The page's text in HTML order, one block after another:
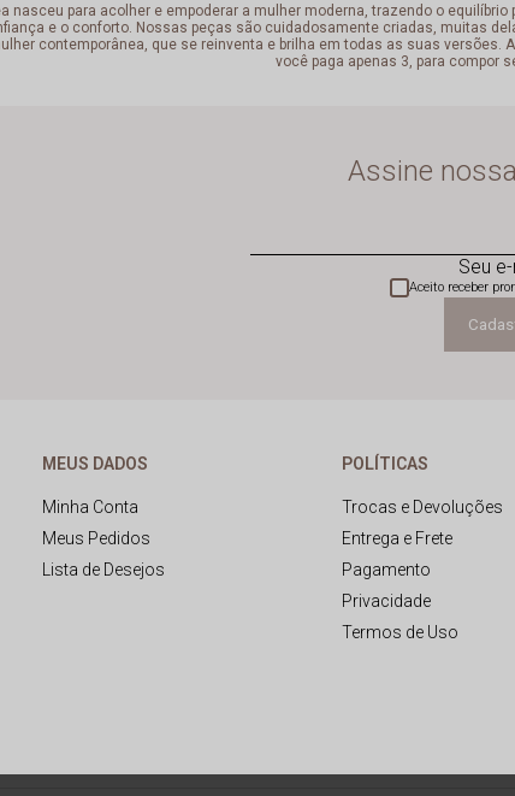
nasceu para acolher e empoderar a mulher moderna, trazendo o
e o conforto. Nossas peças são cuidadosamente criadas, muitas
contemporânea, que se reinventa e brilha em todas as suas
você paga apenas 3, para compor
Assine
Seu
Aceito receber
MEUS DADOS
Minha Conta
Meus Pedidos
Lista de Desejos
POLÍTICAS
Trocas e Devoluções
Entrega e Frete
Pagamento
Privacidade
Termos de Uso